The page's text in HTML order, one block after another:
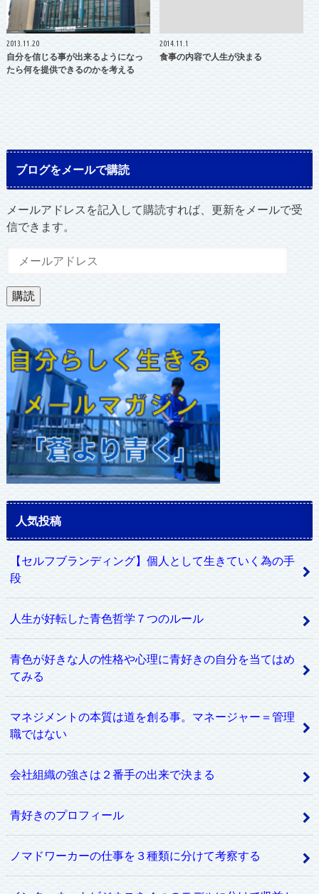
2013.11.20
自分を信じる事が出来るようになっ
たら何を提供できるのかを考える
2014.11.1
食事の内容で人生が決まる
ブログをメールで購読
メールアドレスを記入して購読すれば、更新をメールで受
信できます。
ル
ア
ド
レ
ス
購読
人気投稿
【セルフブランディング】個人として生きていく為の手
段
人生が好転した青色哲学７つのルール
青色が好きな人の性格や心理に青好きの自分を当てはめ
てみる
マネジメントの本質は道を創る事。マネージャー＝管理
職ではない
会社組織の強さは２番手の出来で決まる
青好きのプロフィール
ノマドワーカーの仕事を３種類に分けて考察する